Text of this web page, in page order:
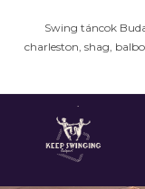
Swing táncok
charleston, shag,